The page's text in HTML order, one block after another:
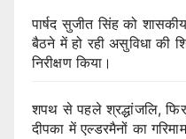
पार्षद सुजीत सिंह को शासकीय
बैठने में हो रही असुविधा की
निरीक्षण किया।
शपथ से पहले श्रद्धांजलि,
दीपका में एल्डरमैनों का